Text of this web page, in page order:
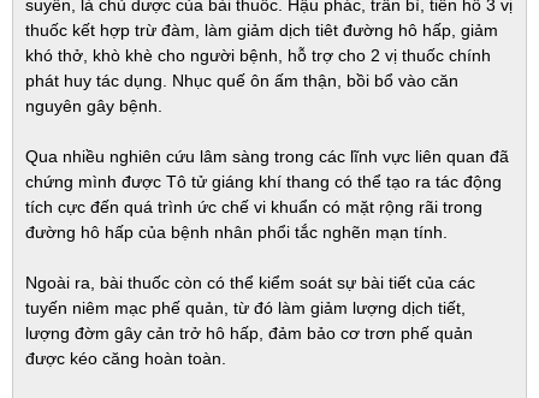
suyễn, là chủ dược của bài thuốc. Hậu phác, trần bì, tiền hồ 3 vị
thuốc kết hợp trừ đàm, làm giảm dịch tiêt đường hô hấp, giảm
khó thở, khò khè cho người bệnh, hỗ trợ cho 2 vị thuốc chính
phát huy tác dụng. Nhục quế ôn ấm thận, bồi bổ vào căn
nguyên gây bệnh.
Qua nhiều nghiên cứu lâm sàng trong các lĩnh vực liên quan đã
chứng mình được Tô tử giáng khí thang có thể tạo ra tác động
tích cực đến quá trình ức chế vi khuẩn có mặt rộng rãi trong
đường hô hấp của bệnh nhân phổi tắc nghẽn mạn tính.
Ngoài ra, bài thuốc còn có thể kiểm soát sự bài tiết của các
tuyến niêm mạc phế quản, từ đó làm giảm lượng dịch tiết,
lượng đờm gây cản trở hô hấp, đảm bảo cơ trơn phế quản
được kéo căng hoàn toàn.